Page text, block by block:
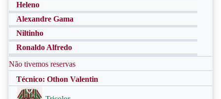
Heleno
Alexandre Gama
Niltinho
Ronaldo Alfredo
Não tivemos reservas
Técnico: Othon Valentin